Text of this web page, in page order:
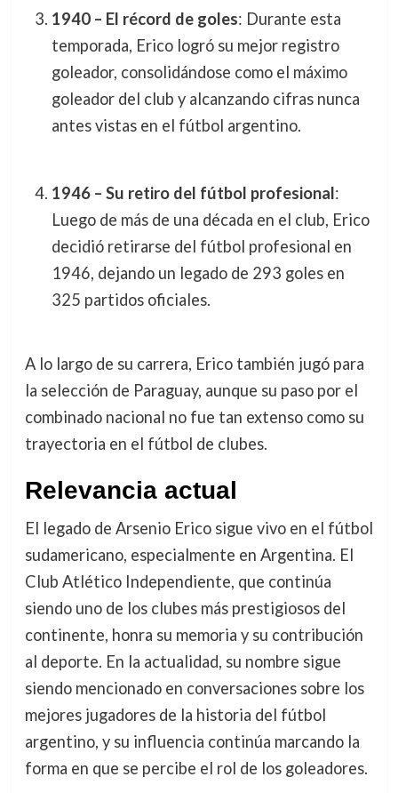
1940 – El récord de goles: Durante esta
temporada, Erico logró su mejor registro
goleador, consolidándose como el máximo
goleador del club y alcanzando cifras nunca
antes vistas en el fútbol argentino.
1946 – Su retiro del fútbol profesional:
Luego de más de una década en el club, Erico
decidió retirarse del fútbol profesional en
1946, dejando un legado de 293 goles en
325 partidos oficiales.
A lo largo de su carrera, Erico también jugó para
la selección de Paraguay, aunque su paso por el
combinado nacional no fue tan extenso como su
trayectoria en el fútbol de clubes.
Relevancia actual
El legado de Arsenio Erico sigue vivo en el fútbol
sudamericano, especialmente en Argentina. El
Club Atlético Independiente, que continúa
siendo uno de los clubes más prestigiosos del
continente, honra su memoria y su contribución
al deporte. En la actualidad, su nombre sigue
siendo mencionado en conversaciones sobre los
mejores jugadores de la historia del fútbol
argentino, y su influencia continúa marcando la
forma en que se percibe el rol de los goleadores.